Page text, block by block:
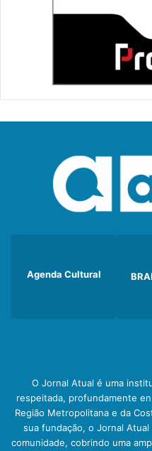
Agenda Cultural
O Jornal Atual é uma
respeitada, profundamente
Região Metropolitana e da
sua fundação, o Jornal
comunidade, cobrindo uma